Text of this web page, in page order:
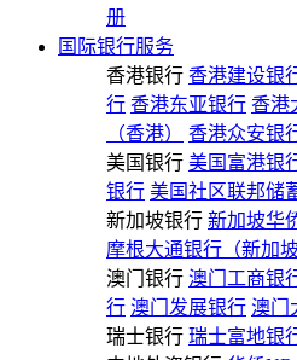
册
国际银行服务
香港银行 香港建设银
行 香港东亚银行 香港
（香港）
香港众安银
美国银行 美国富港银
银行 美国社区联邦储
新加坡银行 新加坡华
摩根大通银行（新加坡
澳门银行 澳门工商银
行 澳门发展银行 澳门
瑞士银行 瑞士富地银